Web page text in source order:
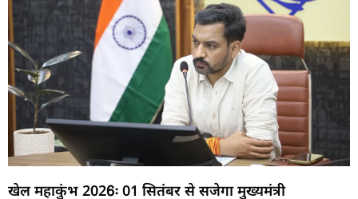
खेल महाकुंभ 2026ः 01 सितंबर से सजेगा मुख्यमंत्री